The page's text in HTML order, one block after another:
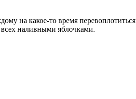
на какое-то время
наливными яблочками.